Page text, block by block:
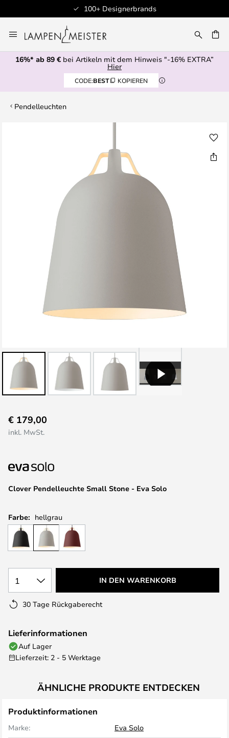
100+ Designerbrands
Inhalt
springen
16%* ab 89 € bei Artikeln mit dem Hinweis "-16% EXTRA”
Hier
CODE:BEST KOPIEREN
Pendelleuchten
Anfang
der
springen
Clover Pendelleuchte Small Stone - Eva Solo
€ 179,00
inkl. MwSt.
Farbe: hellgrau
1 IN DEN WARENKORB
30 Tage Rückgaberecht
Lieferinformationen
Auf Lager
Lieferzeit: 2 - 5 Werktage
ÄHNLICHE PRODUKTE ENTDECKEN
Produktinformationen
Marke:
Eva Solo